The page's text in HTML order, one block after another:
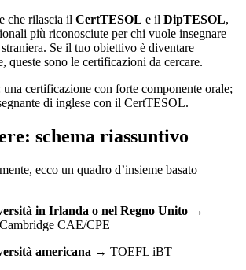
che rilascia il CertTESOL e il DipTESOL,
più riconosciute per chi vuole insegnare
Se il tuo obiettivo è diventare
queste sono le certificazioni da cercare.
certificazione con forte componente orale;
di inglese con il CertTESOL.
schema riassuntivo
ecco un quadro d’insieme basato
in Irlanda o nel Regno Unito →
CAE/CPE
americana → TOEFL iBT